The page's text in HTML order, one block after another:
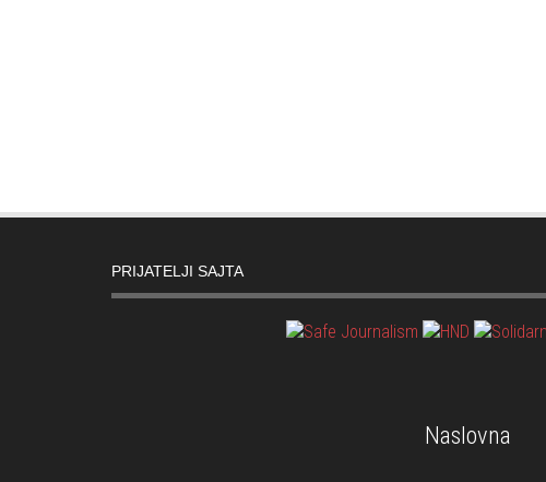
PRIJATELJI SAJTA
Naslovna